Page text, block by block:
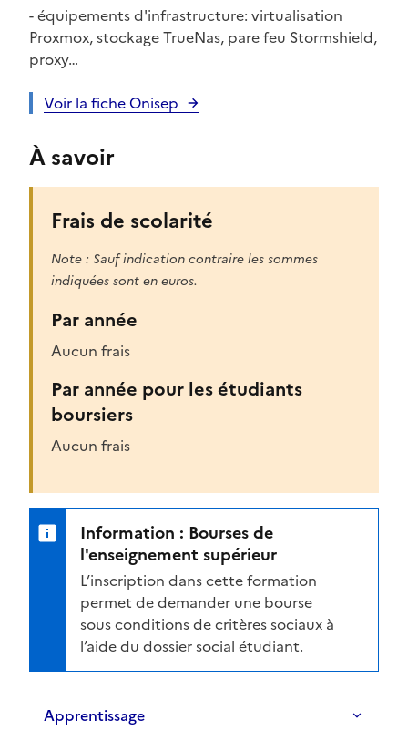
- équipements d'infrastructure: virtualisation
Proxmox, stockage TrueNas, pare feu Stormshield,
proxy…
Voir la fiche Onisep
À savoir
Frais de scolarité
Note : Sauf indication contraire les sommes
indiquées sont en euros.
Par année
Aucun frais
Par année pour les étudiants
boursiers
Aucun frais
Information : Bourses de
l'enseignement supérieur
L’inscription dans cette formation
permet de demander une bourse
sous conditions de critères sociaux à
l’aide du dossier social étudiant.
Apprentissage